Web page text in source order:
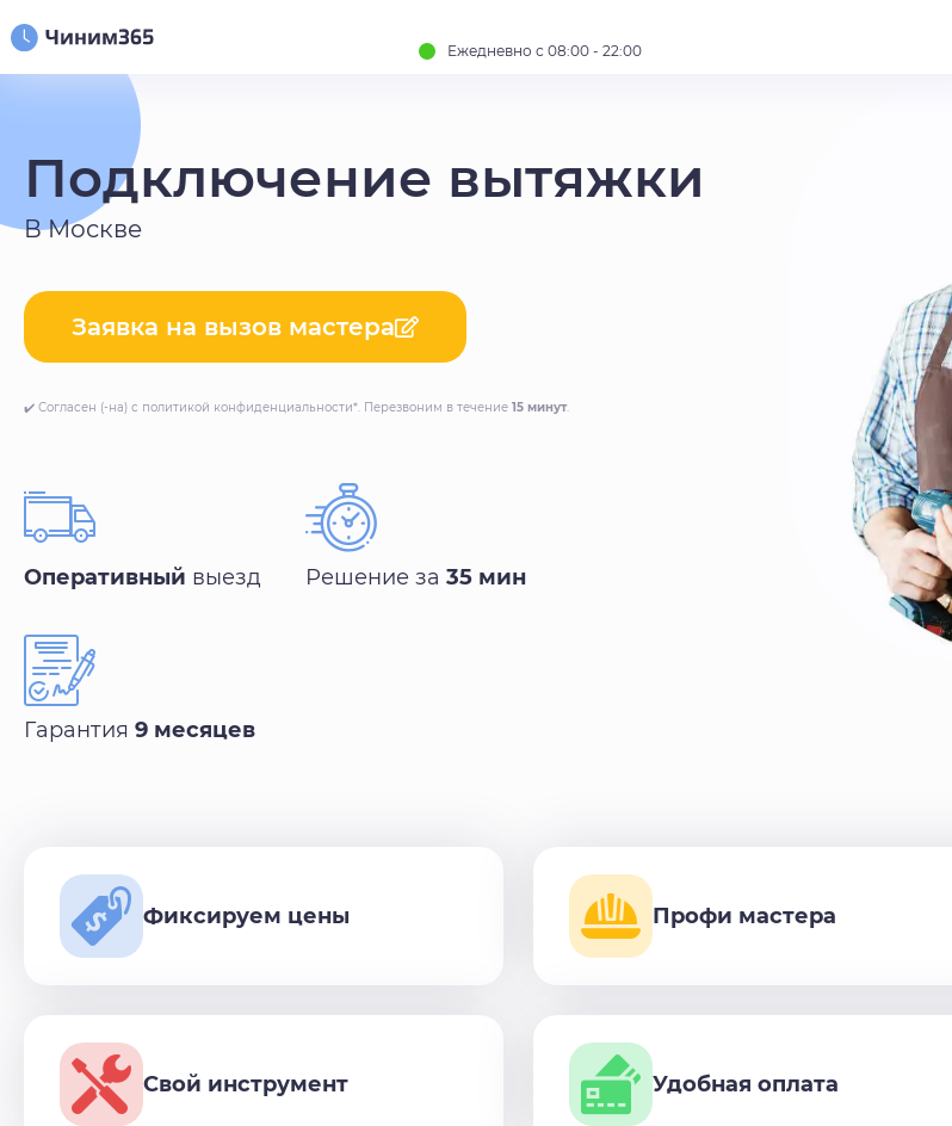
Ежедневно с 08:00 - 22:00
Подключение вытяжки
В Москве
Заявка на вызов мастера
✔️ Согласен (-на) с политикой конфиденциальности*. Перезвоним в течение 15 минут.
Оперативный выезд Решение за 35 мин
Гарантия 9 месяцев
Фиксируем цены Профи мастера
Свой инструмент Удобная оплата